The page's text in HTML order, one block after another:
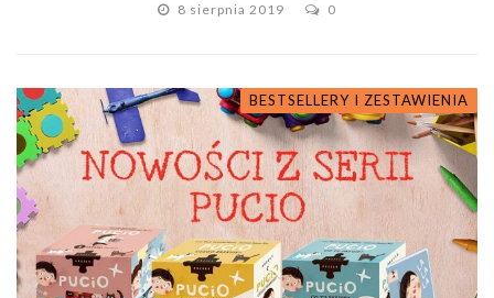
8 sierpnia 2019
0
BESTSELLERY I ZESTAWIENIA